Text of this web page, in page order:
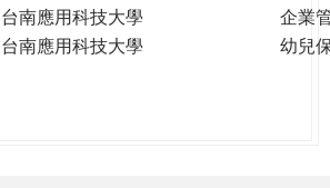
台南應用科技大學
企業
台南應用科技大學 幼兒